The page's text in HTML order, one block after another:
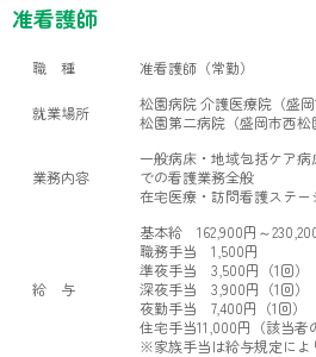
准看護師
職 種 准看護師（常勤）
就業場所
松園病院 介護医療院（盛
松園第二病院（盛岡市西松
業務内容
一般病床・地域包括ケア
での看護業務全般
在宅医療・訪問看護ステ
給 与
基本給 162,900円～
職務手当 1,500円
準夜手当 3,500円（1回）
深夜手当 3,900円（1回）
夜勤手当 7,400円（1回）
住宅手当11,000円（該当者
※家族手当は給与規定によ